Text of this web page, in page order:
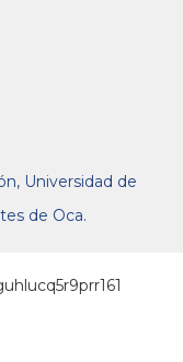
Universidad de
de Oca.